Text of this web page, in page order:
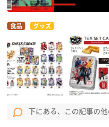
食品 グッズ
下にある、この記事の